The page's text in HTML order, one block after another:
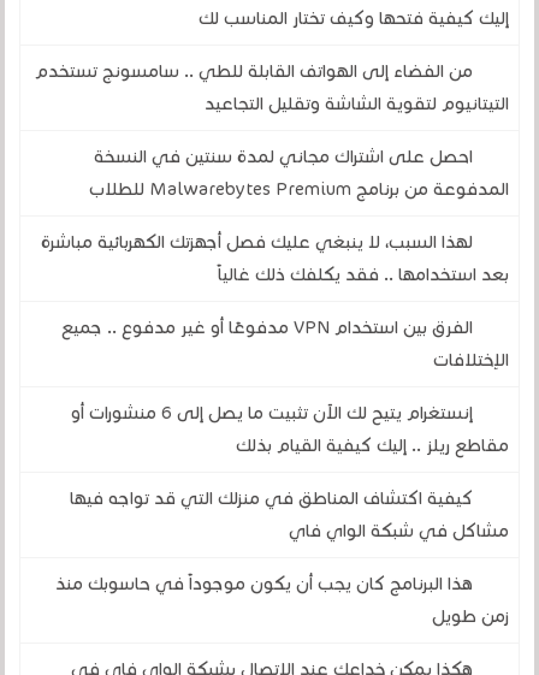
إليك كيفية فتحها وكيف تختار المناسب لك
من الفضاء إلى الهواتف القابلة للطي .. سامسونج تستخدم
التيتانيوم لتقوية الشاشة وتقليل التجاعيد
احصل على اشتراك مجاني لمدة سنتين في النسخة
المدفوعة من برنامج Malwarebytes Premium للطلاب
لهذا السبب، لا ينبغي عليك فصل أجهزتك الكهربائية مباشرة
بعد استخدامها .. فقد يكلفك ذلك غالياً
الفرق بين استخدام VPN مدفوعًا أو غير مدفوع .. جميع
الإختلافات
إنستغرام يتيح لك الآن تثبيت ما يصل إلى 6 منشورات أو
مقاطع ريلز .. إليك كيفية القيام بذلك
كيفية اكتشاف المناطق في منزلك التي قد تواجه فيها
مشاكل في شبكة الواي فاي
هذا البرنامج كان يجب أن يكون موجوداً في حاسوبك منذ
زمن طويل
هكذا يمكن خداعك عند الاتصال بشبكة الواي فاي في